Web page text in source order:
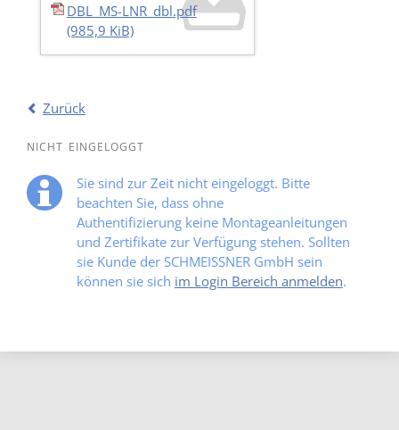
DBL_MS-LNR_dbl.pdf
(985,9 KiB)
Zurück
NICHT EINGELOGGT
Sie sind zur Zeit nicht eingeloggt. Bitte
beachten Sie, dass ohne
Authentifizierung keine Montageanleitungen
und Zertifikate zur Verfügung stehen. Sollten
sie Kunde der SCHMEISSNER GmbH sein
können sie sich im Login Bereich anmelden.